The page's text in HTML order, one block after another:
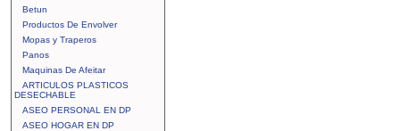
Betun
Productos De Envolver
Mopas y Traperos
Panos
Maquinas De Afeitar
ARTICULOS PLASTICOS
DESECHABLE
ASEO PERSONAL EN DP
ASEO HOGAR EN DP